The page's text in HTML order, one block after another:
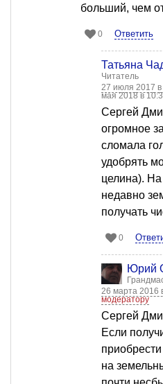
больший, чем
0 Ответить
Татьяна
Читатель
27 июля 2017 в
мая 2018 в
Сергей
огромное
сломала
удобрять
целина).
недавно
получать
0
Юрий
26 марта 2016
модератору
Сергей
Если
на